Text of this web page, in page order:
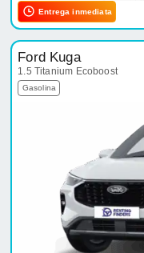
Entrega inmediata
Ford Kuga
1.5 Titanium Ecoboost
Gasolina